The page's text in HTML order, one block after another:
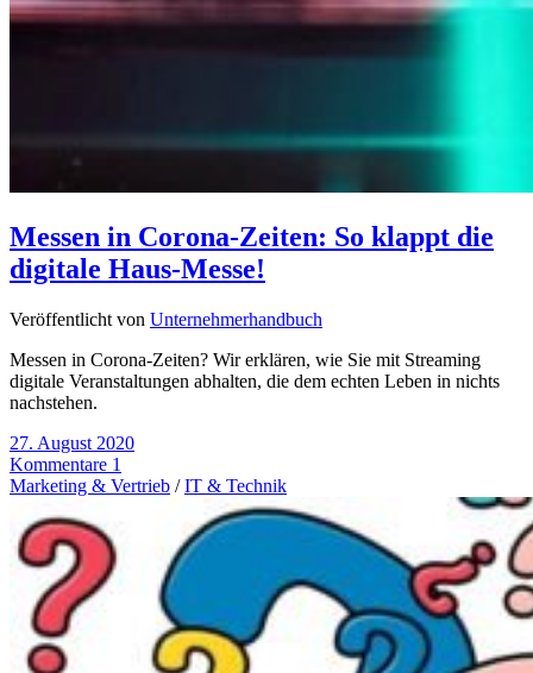
Messen in Corona-Zeiten: So klappt die
digitale Haus-Messe!
Veröffentlicht von Unternehmerhandbuch
Messen in Corona-Zeiten? Wir erklären, wie Sie mit Streaming
digitale Veranstaltungen abhalten, die dem echten Leben in nichts
nachstehen.
27. August 2020
Kommentare 1
Marketing & Vertrieb /IT & Technik